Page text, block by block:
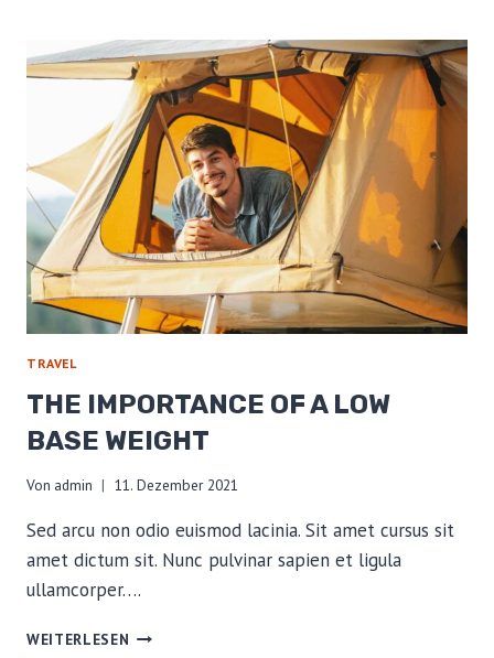
WITH
CONFIDENCE
TRAVEL
THE IMPORTANCE OF A LOW
BASE WEIGHT
Von admin 11. Dezember 2021
Sed arcu non odio euismod lacinia. Sit amet cursus sit
amet dictum sit. Nunc pulvinar sapien et ligula
ullamcorper….
WEITERLESEN THE